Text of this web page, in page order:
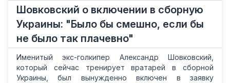
Шовковский о включении в сборную
Украины: "Было бы смешно, если бы
не было так плачевно"
Именитый экс-голкипер Александр Шовковский,
который сейчас тренирует вратарей в сборной
Украины, был вынужденно включен в заявку